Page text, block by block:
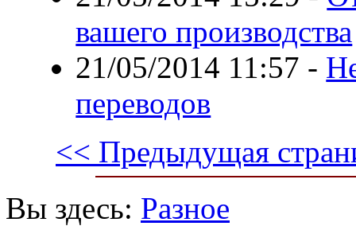
вашего производства
21/05/2014 11:57 -
переводов
<< Предыдущая
Вы здесь: Разное